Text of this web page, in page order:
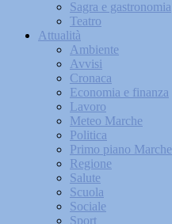
Sagra e gastronomia
Teatro
Attualità
Ambiente
Avvisi
Cronaca
Economia e finanza
Lavoro
Meteo Marche
Politica
Primo piano Marche
Regione
Salute
Scuola
Sociale
Sport